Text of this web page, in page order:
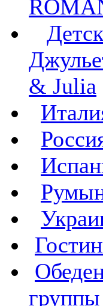
& Julia
группы